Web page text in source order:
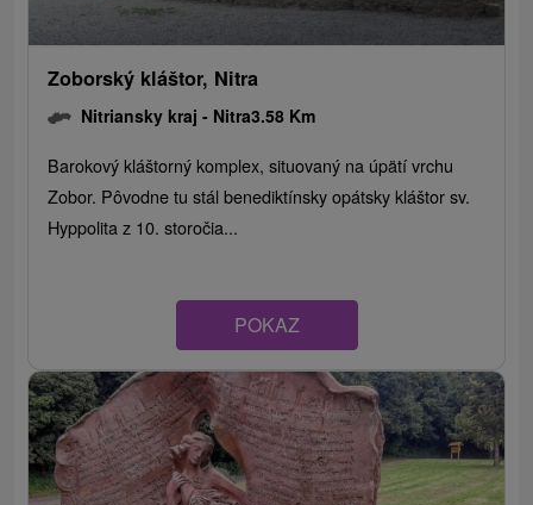
Zoborský kláštor, Nitra
Nitriansky kraj - Nitra3.58 Km
Barokový kláštorný komplex, situovaný na úpätí vrchu
Zobor. Pôvodne tu stál benediktínsky opátsky kláštor sv.
Hyppolita z 10. storočia...
POKAZ